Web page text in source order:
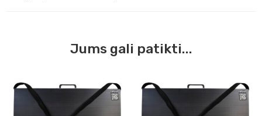
Jums gali patikti...